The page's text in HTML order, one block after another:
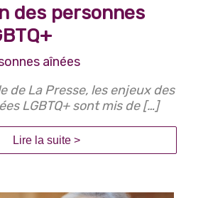
des personnes
aînées
de La Presse, les enjeux des
LGBTQ+ sont mis de […]
Lire la suite >